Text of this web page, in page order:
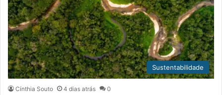
Sustentabilidade
Cínthia Souto 4 dias atrás 0